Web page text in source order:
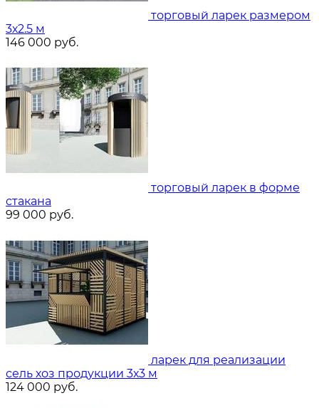
торговый ларек размером
3х2.5 м
146 000 руб.
торговый ларек в форме
стакана
99 000 руб.
ларек для реализации
сель хоз продукции 3х3 м
124 000 руб.